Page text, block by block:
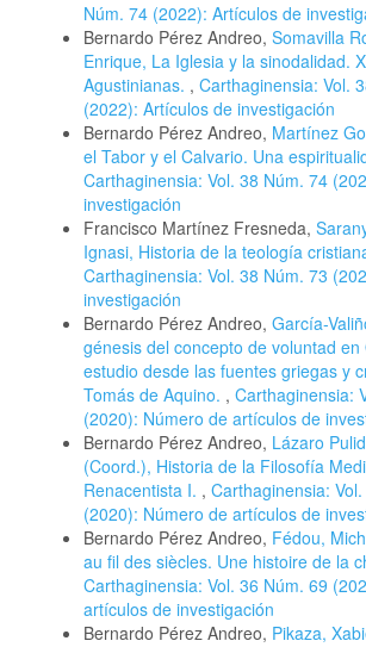
Núm. 74 (2022): Artículos de
Bernardo Pérez Andreo, Somavilla
Enrique, La Iglesia y la sinodalidad.
Agustinianas. , Carthaginensia: Vol.
(2022): Artículos de investigación
Bernardo Pérez Andreo, Martínez
el Tabor y el Calvario. Una
Carthaginensia: Vol. 38 Núm. 74
investigación
Francisco Martínez Fresneda,
Ignasi, Historia de la teología
Carthaginensia: Vol. 38 Núm. 73
investigación
Bernardo Pérez Andreo, García-
génesis del concepto de voluntad en
estudio desde las fuentes griegas y
Tomás de Aquino. , Carthaginensia:
(2020): Número de artículos de
Bernardo Pérez Andreo, Lázaro
(Coord.), Historia de la Filosofía
Renacentista I. , Carthaginensia:
(2020): Número de artículos de
Bernardo Pérez Andreo, Fédou,
au fil des siècles. Une histoire de la
Carthaginensia: Vol. 36 Núm. 69
artículos de investigación
Bernardo Pérez Andreo, Pikaza,